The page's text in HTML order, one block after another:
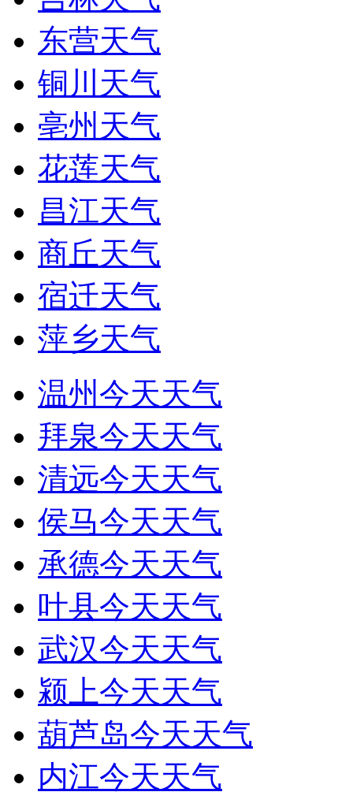
东营天气
铜川天气
亳州天气
花莲天气
昌江天气
商丘天气
宿迁天气
萍乡天气
温州今天天气
拜泉今天天气
清远今天天气
侯马今天天气
承德今天天气
叶县今天天气
武汉今天天气
颍上今天天气
葫芦岛今天天气
内江今天天气